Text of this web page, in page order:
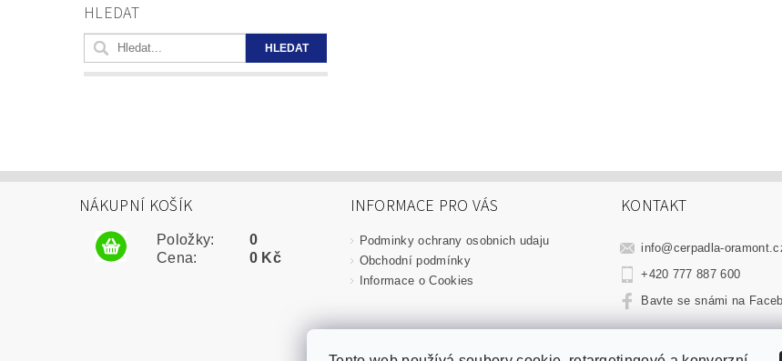
HLEDAT
NÁKUPNÍ KOŠÍK
Položky:
Cena:
0
0 Kč
INFORMACE PRO VÁS
Podminky ochrany osobnich udaju
Obchodní podmínky
Informace o Cookies
KONTAKT
info@cerpadla-
+420 777 887 600
Bavte se snámi na